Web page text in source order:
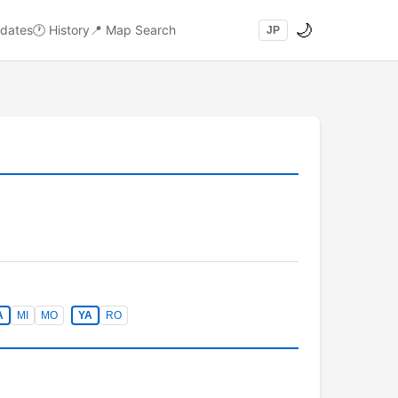
🕐 History 📍 Map Search JP 🌙
MI MO YA RO